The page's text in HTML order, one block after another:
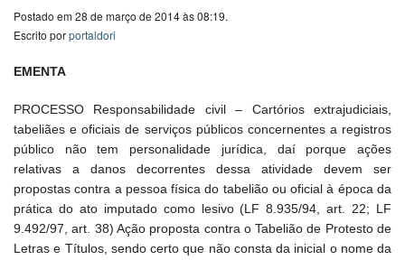
Postado em 28 de março de 2014 às 08:19.
Escrito porportaldori
EMENTA
PROCESSO Responsabilidade civil – Cartórios extrajudiciais,
tabeliães e oficiais de serviços públicos concernentes a registros
público não tem personalidade jurídica, daí porque ações
relativas a danos decorrentes dessa atividade devem ser
propostas contra a pessoa física do tabelião ou oficial à época da
prática do ato imputado como lesivo (LF 8.935/94, art. 22; LF
9.492/97, art. 38) Ação proposta contra o Tabelião de Protesto de
Letras e Títulos, sendo certo que não consta da inicial o nome da